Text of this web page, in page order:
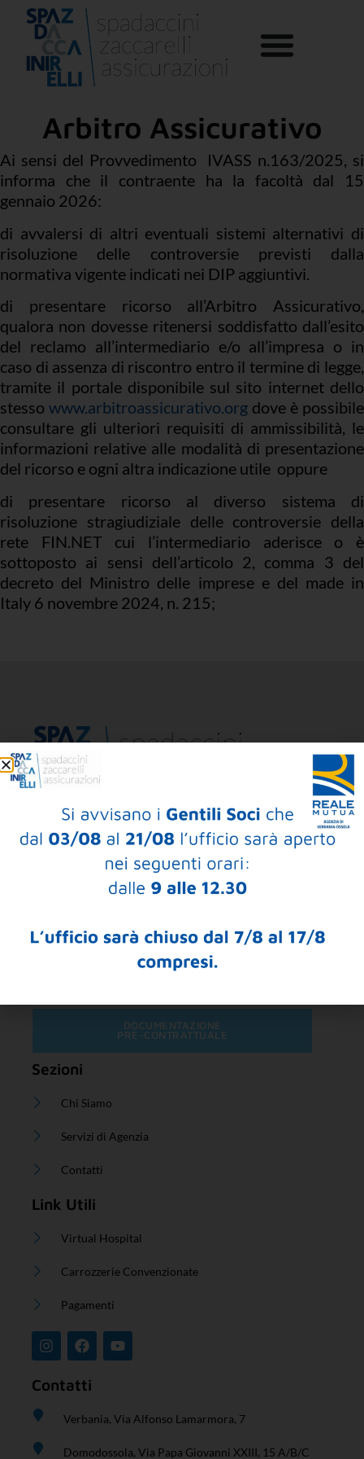
Arbitro
Assicurativo
Arbitro Assicurativo
Ai sensi del Provvedimento IVASS n.163/2025, si
informa che il contraente ha la facoltà dal 15
gennaio 2026:
di avvalersi di altri eventuali sistemi alternativi di
risoluzione delle controversie previsti dalla
normativa vigente indicati nei DIP aggiuntivi.
di presentare ricorso all’Arbitro Assicurativo,
qualora non dovesse ritenersi soddisfatto dall’esito
del reclamo all’intermediario e/o all’impresa o in
caso di assenza di riscontro entro il termine di legge,
tramite il portale disponibile sul sito internet dello
stesso www.arbitroassicurativo.org dove è possibile
consultare gli ulteriori requisiti di ammissibilità, le
informazioni relative alle modalità di presentazione
del ricorso e ogni altra indicazione utile oppure
di presentare ricorso al diverso sistema di
risoluzione stragiudiziale delle controversie della
rete FIN.NET cui l’intermediario aderisce o è
sottoposto ai sensi dell’articolo 2, comma 3 del
decreto del Ministro delle imprese e del made in
Italy 6 novembre 2024, n. 215;
Copyright © 2023 SPADACCINI & ZACCARELLI SRL
INTERMEDIARIO SOGGETTO AL CONTROLLO DELL’IVASS:
RUI Number A000298873
Ricerca nel RUI
PER MAGGIORI INFORMAZIONI RIGUARDO I NOSTRI
DOCUMENTAZIONE
PRE-CONTRATTUALE
Sezioni
Chi Siamo
Servizi di Agenzia
Contatti
Link Utili
Virtual Hospital
Carrozzerie Convenzionate
Pagamenti
Contatti
Verbania, Via Alfonso Lamarmora, 7
Domodossola, Via Papa Giovanni XXIII, 15 A/B/C